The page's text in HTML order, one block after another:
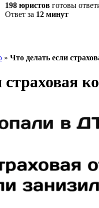
198 юристов готовы
Ответ за 12 минут
» Что делать если
страховая